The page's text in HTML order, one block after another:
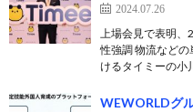
2024.07.26
上場会見で表明、
性強調 物流など
けるタイミーの
WEWORLDグ